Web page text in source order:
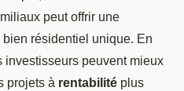
peut offrir une
résidentiel unique. En
investisseurs peuvent mieux
projets à rentabilité plus